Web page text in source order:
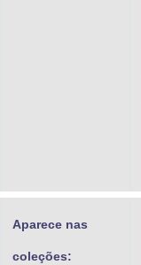
Aparece nas
coleções: